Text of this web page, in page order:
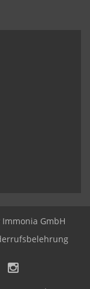
Immonia GmbH